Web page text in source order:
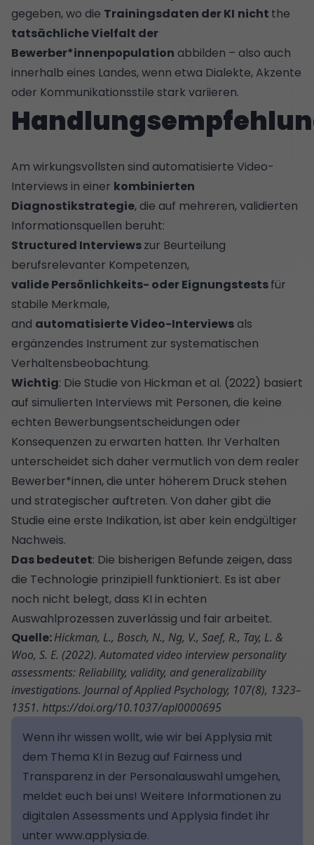
gegeben, wo die Trainingsdaten der KI nicht the
tatsächliche Vielfalt der
Bewerber*innenpopulation abbilden – also auch
innerhalb eines Landes, wenn etwa Dialekte, Akzente
oder Kommunikationsstile stark variieren.
Am wirkungsvollsten sind automatisierte Video-
Interviews in einer kombinierten
Diagnostikstrategie, die auf mehreren, validierten
Informationsquellen beruht:
Structured Interviewszur Beurteilung
berufsrelevanter Kompetenzen,
valide Persönlichkeits- oder Eignungstestsfür
stabile Merkmale,
and automatisierte Video-Interviewsals
ergänzendes Instrument zur systematischen
Verhaltensbeobachtung.
Wichtig: Die Studie von Hickman et al. (2022) basiert
auf simulierten Interviews mit Personen, die keine
echten Bewerbungsentscheidungen oder
Konsequenzen zu erwarten hatten. Ihr Verhalten
unterscheidet sich daher vermutlich von dem realer
Bewerber*innen, die unter höherem Druck stehen
und strategischer auftreten. Von daher gibt die
Studie eine erste Indikation, ist aber kein endgültiger
Nachweis.
Das bedeutet: Die bisherigen Befunde zeigen, dass
die Technologie prinzipiell funktioniert. Es ist aber
noch nicht belegt, dass KI in echten
Auswahlprozessen zuverlässig und fair arbeitet.
Quelle:Hickman, L., Bosch, N., Ng, V., Saef, R., Tay, L. &
Woo, S. E. (2022). Automated video interview personality
assessments: Reliability, validity, and generalizability
investigations. Journal of Applied Psychology, 107(8), 1323–
1351. https://doi.org/10.1037/apl0000695
Wenn ihr wissen wollt, wie wir bei Applysia mit
dem Thema KI in Bezug auf Fairness und
Transparenz in der Personalauswahl umgehen,
meldet euch bei uns! Weitere Informationen zu
digitalen Assessments und Applysia findet ihr
unter www.applysia.de.